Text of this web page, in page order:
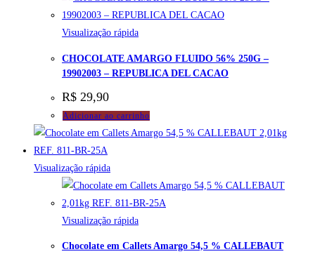
Visualização rápida
CHOCOLATE AMARGO FLUIDO 56% 250G –
19902003 – REPUBLICA DEL CACAO
R$ 29,90
Adicionar ao carrinho
Visualização rápida
Visualização rápida
Chocolate em Callets Amargo 54,5 % CALLEBAUT